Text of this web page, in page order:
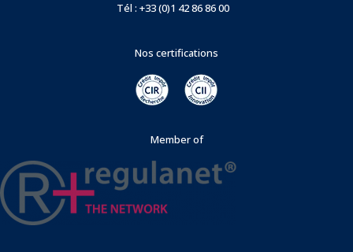
Tél : +33 (0)1 42 86 86 00
Nos certifications
Member of